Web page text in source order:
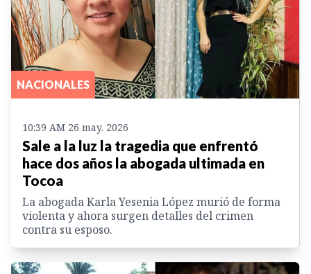
NACIONALES
10:39 AM 26 may. 2026
Sale a la luz la tragedia que enfrentó
hace dos años la abogada ultimada en
Tocoa
La abogada Karla Yesenia López murió de forma
violenta y ahora surgen detalles del crimen
contra su esposo.